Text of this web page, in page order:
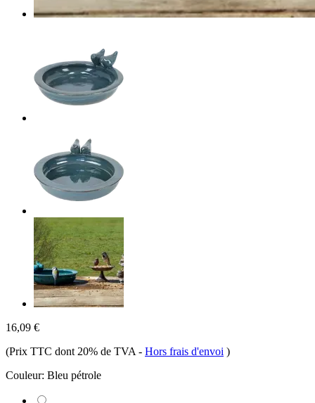
16,09 €
(Prix TTC dont 20% de TVA - Hors frais d'envoi )
Couleur: Bleu pétrole